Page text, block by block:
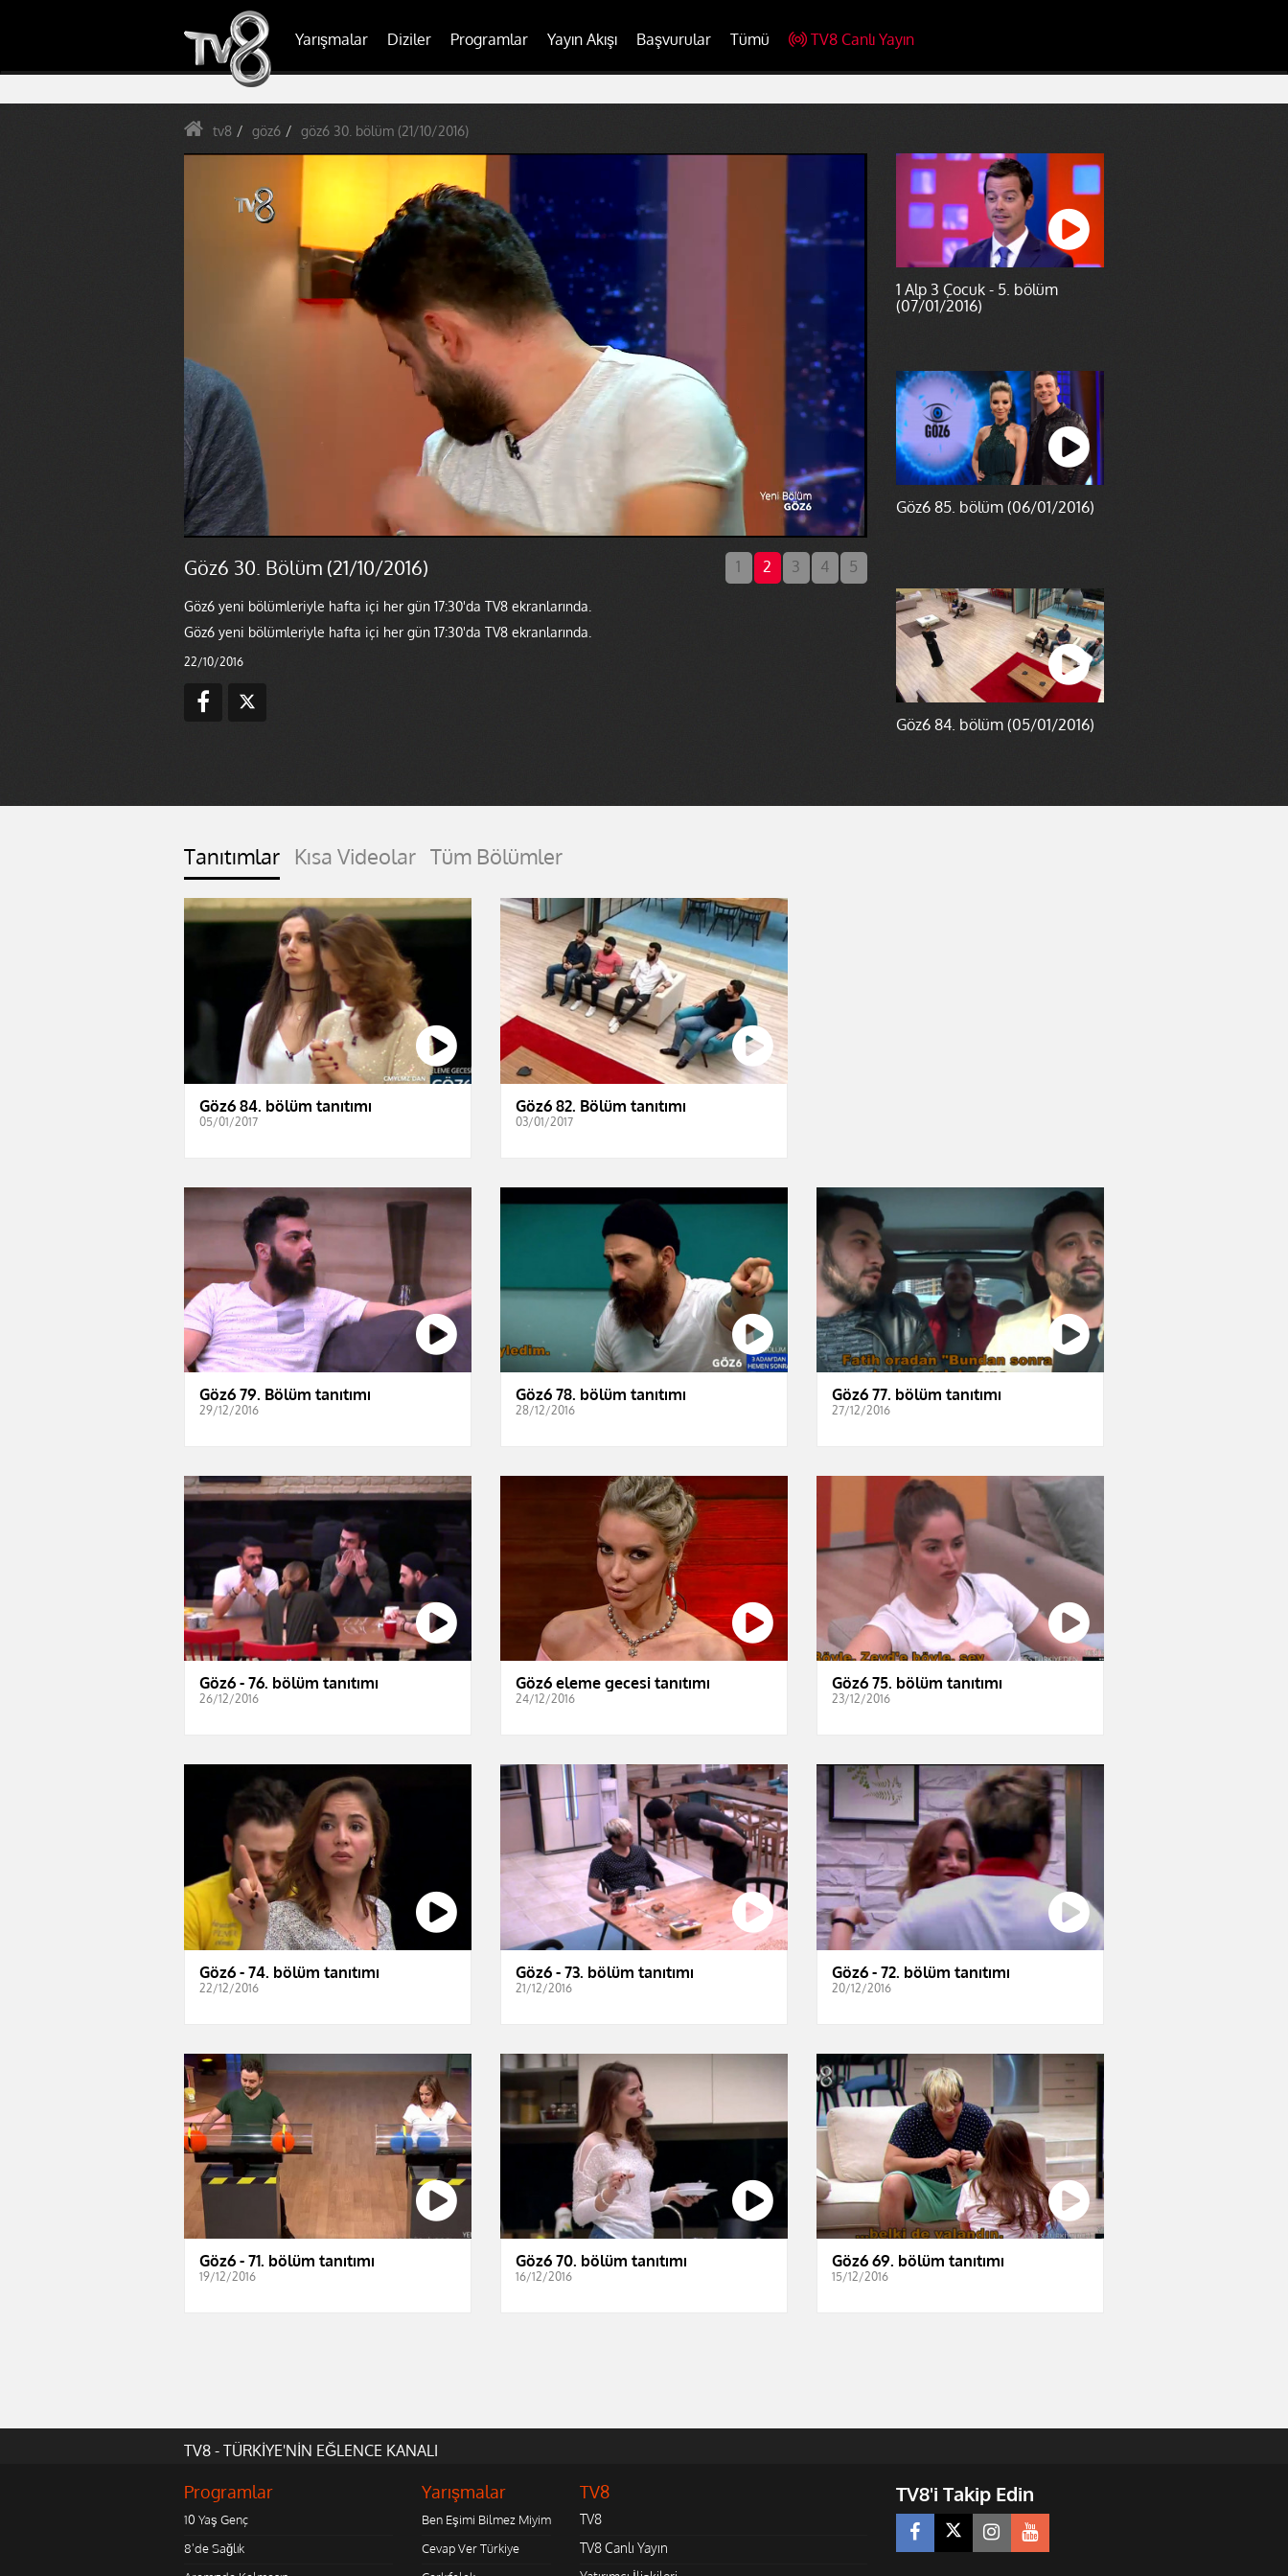
Yarışmalar Diziler Programlar Yayın Akışı Başvurular Tümü TV8 Canlı Yayın
tv8 göz6 göz6 30. bölüm (21/10/2016)
Göz6 30. Bölüm (21/10/2016) 1 2 3 4 5
Göz6 yeni bölümleriyle hafta içi her gün 17:30'da TV8 ekranlarında.
Göz6 yeni bölümleriyle hafta içi her gün 17:30'da TV8 ekranlarında.
22/10/2016
1 Alp 3 Çocuk - 5. bölüm
(07/01/2016)
Göz6 85. bölüm (06/01/2016)
Göz6 84. bölüm (05/01/2016)
Tanıtımlar Kısa Videolar Tüm Bölümler
Göz6 84. bölüm tanıtımı
05/01/2017
Göz6 82. Bölüm tanıtımı
03/01/2017
Göz6 79. Bölüm tanıtımı
29/12/2016
Göz6 78. bölüm tanıtımı
28/12/2016
Göz6 77. bölüm tanıtımı
27/12/2016
Göz6 - 76. bölüm tanıtımı
26/12/2016
Göz6 eleme gecesi tanıtımı
24/12/2016
Göz6 75. bölüm tanıtımı
23/12/2016
Göz6 - 74. bölüm tanıtımı
22/12/2016
Göz6 - 73. bölüm tanıtımı
21/12/2016
Göz6 - 72. bölüm tanıtımı
20/12/2016
Göz6 - 71. bölüm tanıtımı
19/12/2016
Göz6 70. bölüm tanıtımı
16/12/2016
Göz6 69. bölüm tanıtımı
15/12/2016
TV8 - TÜRKİYE'NİN EĞLENCE KANALI
Programlar
10 Yaş Genç
8'de Sağlık
Yarışmalar
Ben Eşimi Bilmez Miyim
Cevap Ver Türkiye
TV8
TV8
TV8 Canlı Yayın
TV8'i Takip Edin